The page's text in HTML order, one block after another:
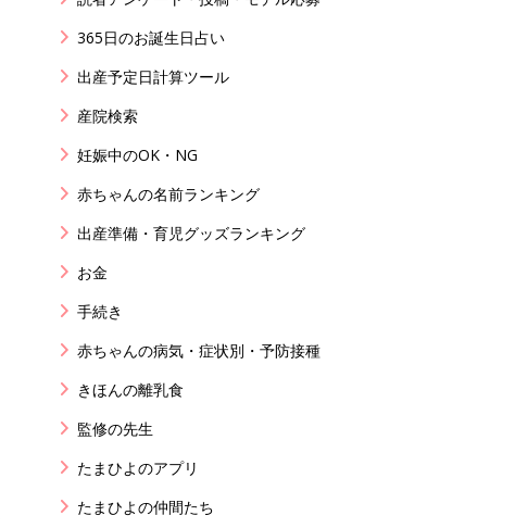
365日のお誕生日占い
出産予定日計算ツール
産院検索
妊娠中のOK・NG
赤ちゃんの名前ランキング
出産準備・育児グッズランキング
お金
手続き
赤ちゃんの病気・症状別・予防接種
きほんの離乳食
監修の先生
たまひよのアプリ
たまひよの仲間たち